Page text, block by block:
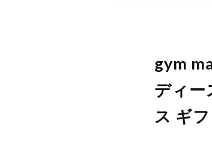
gym
ディー
ス ギ